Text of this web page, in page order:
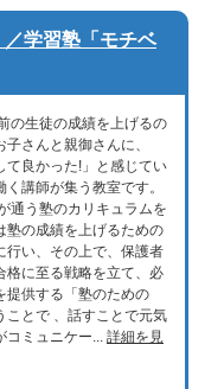
学習塾「モチベ
の生徒の成績を上げるの
さんと親御さんに、
て良かった!」と感じてい
講師が集う教室です。
通う塾のカリキュラムを
塾の成績を上げるための
行い、その上で、保護者
格に至る戦略を立て、必
提供する「塾のための
ことで 、話すことで元気
コミュニケー... 詳細を見